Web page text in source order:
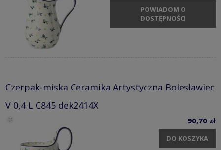
POWIADOM O
DOSTĘPNOŚCI
Czerpak-miska Ceramika Artystyczna Bolesławiec
V 0,4 L C845 dek2414X
90,70 zł
DO KOSZYKA